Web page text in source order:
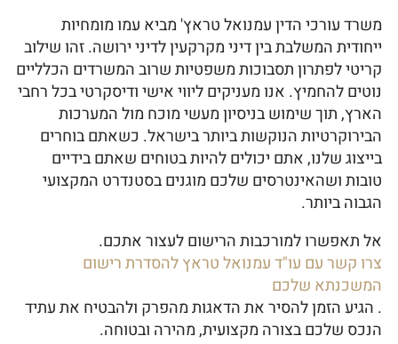
משרד עורכי הדין עמנואל טראץ' מביא עמו מומחיות
ייחודית המשלבת בין דיני מקרקעין לדיני ירושה. זהו שילוב
קריטי לפתרון תסבוכות משפטיות שרוב המשרדים הכלליים
נוטים להחמיץ. אנו מעניקים ליווי אישי ודיסקרטי בכל רחבי
הארץ, תוך שימוש בניסיון מעשי מוכח מול המערכות
הבירוקרטיות הנוקשות ביותר בישראל. כשאתם בוחרים
בייצוג שלנו, אתם יכולים להיות בטוחים שאתם בידיים
טובות ושהאינטרסים שלכם מוגנים בסטנדרט המקצועי
הגבוה ביותר.
אל תאפשרו למורכבות הרישום לעצור אתכם.
צרו קשר עם עו"ד עמנואל טראץ להסדרת רישום
המשכנתא שלכם
. הגיע הזמן להסיר את הדאגות מהפרק ולהבטיח את עתיד
הנכס שלכם בצורה מקצועית, מהירה ובטוחה.